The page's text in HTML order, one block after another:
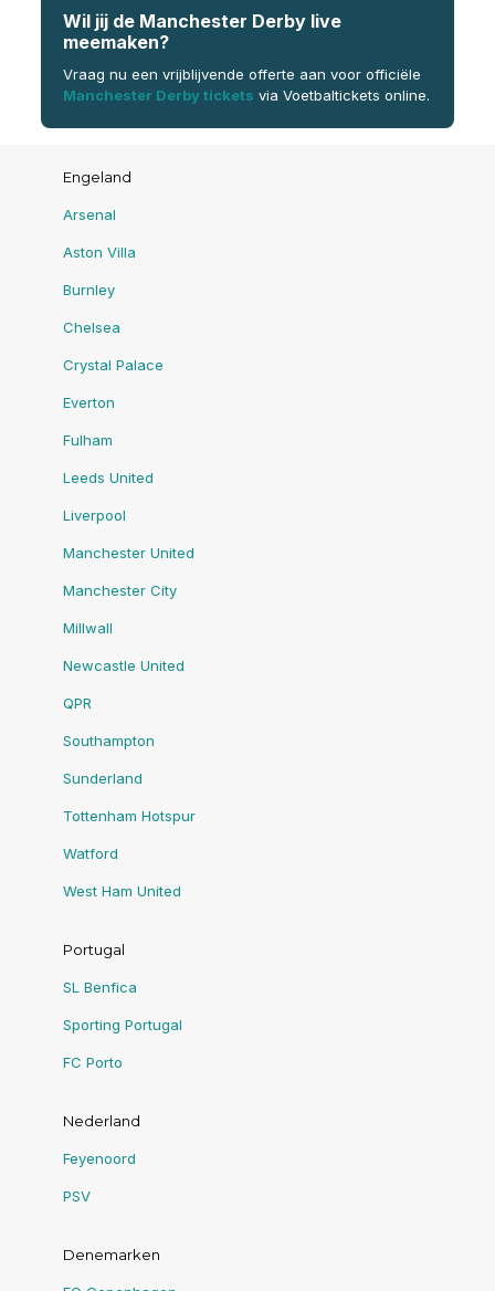
Wil jij de Manchester Derby live
meemaken?
Vraag nu een vrijblijvende offerte aan voor officiële
Manchester Derby tickets via Voetbaltickets online.
Engeland
Arsenal
Aston Villa
Burnley
Chelsea
Crystal Palace
Everton
Fulham
Leeds United
Liverpool
Manchester United
Manchester City
Millwall
Newcastle United
QPR
Southampton
Sunderland
Tottenham Hotspur
Watford
West Ham United
Portugal
SL Benfica
Sporting Portugal
FC Porto
Nederland
Feyenoord
PSV
Denemarken